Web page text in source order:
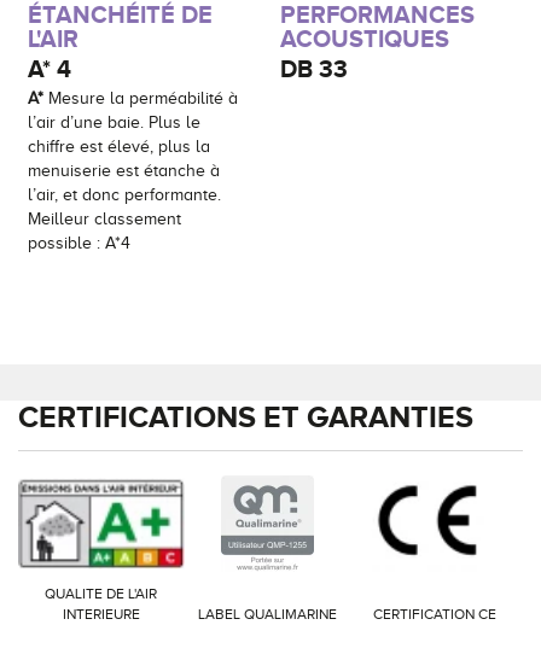
ÉTANCHÉITÉ DE
L'AIR
A*4
A* Mesure la perméabilité à
l’air d’une baie. Plus le
chiffre est élevé, plus la
menuiserie est étanche à
l’air, et donc performante.
Meilleur classement
possible : A*4
PERFORMANCES
ACOUSTIQUES
DB33
CERTIFICATIONS ET GARANTIES
QUALITE DE L'AIR
INTERIEURE
LABEL QUALIMARINE CERTIFICATION CE